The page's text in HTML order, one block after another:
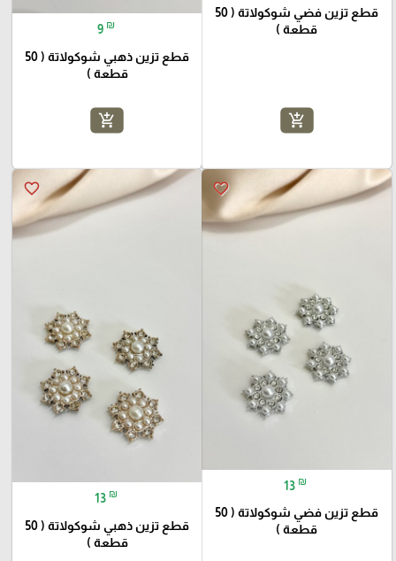
قطع تزين فضي شوكولاتة ( 50
قطعة )
add_shopping_cart
9 ₪
قطع تزين ذهبي شوكولاتة ( 50
قطعة )
add_shopping_cart
favorite_border
13 ₪
قطع تزين فضي شوكولاتة ( 50
قطعة )
favorite_border
13 ₪
قطع تزين ذهبي شوكولاتة ( 50
قطعة )